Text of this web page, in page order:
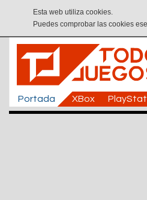
Esta web utiliza cookies.
Puedes comprobar las cookies
Portada XBox